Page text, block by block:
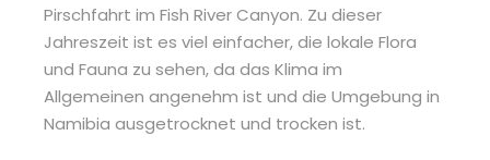
Pirschfahrt im Fish River Canyon. Zu dieser
Jahreszeit ist es viel einfacher, die lokale Flora
und Fauna zu sehen, da das Klima im
Allgemeinen angenehm ist und die Umgebung in
Namibia ausgetrocknet und trocken ist.